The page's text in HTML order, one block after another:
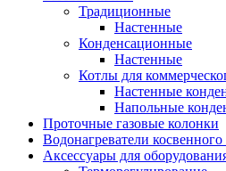
Традиционные
Настенные
Конденсационные
Настенные
Котлы для
Настенные
Напольные
Проточные газовые колонки
Водонагреватели косвенного
Аксессуары для